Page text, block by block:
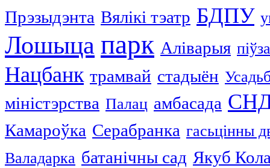
Прэзыдэнта Вялікі тэатр БДПУ
Лошыца парк Аліварыя
Нацбанк трамвай стадыён
міністэрства Палац амбасада
Камароўка Серабранка гасьцінны
Валадарка батанічны сад Якуб